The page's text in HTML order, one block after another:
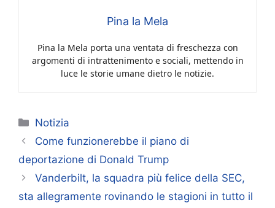
Pina la Mela
Pina la Mela porta una ventata di freschezza con
argomenti di intrattenimento e sociali, mettendo in
luce le storie umane dietro le notizie.
Categorie
Notizia
Come funzionerebbe il piano di
deportazione di Donald Trump
Vanderbilt, la squadra più felice della SEC,
sta allegramente rovinando le stagioni in tutto il